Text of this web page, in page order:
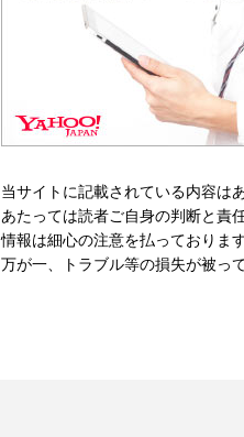
当サイトに記載されている内容は
あたっては読者ご自身の判断と責
情報は細心の注意を払っておりま
万が一、トラブル等の損失が被っ